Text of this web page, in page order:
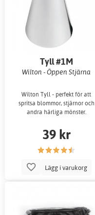
Tyll #1M
Wilton - Öppen Stjärna
Wilton Tyll - perfekt för att
spritsa blommor, stjärnor och
andra härliga mönster.
39 kr
Lägg i varukorg